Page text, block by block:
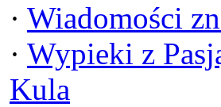
· Wiadomości
· Wypieki z
Kula